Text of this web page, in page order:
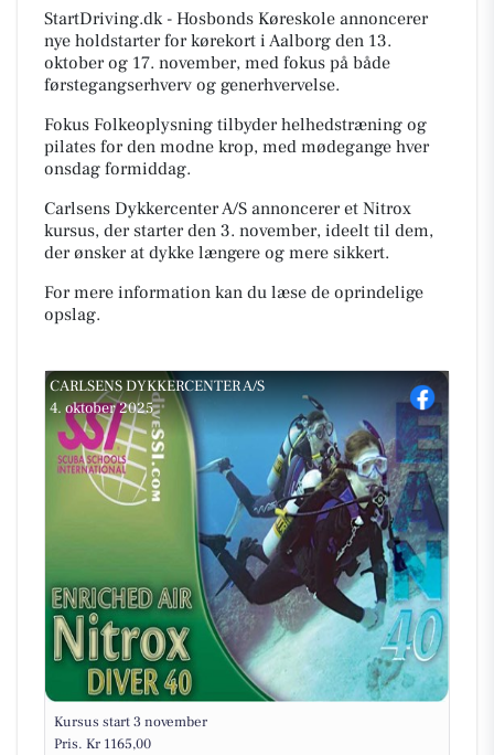
StartDriving.dk - Hosbonds Køreskole annoncerer
nye holdstarter for kørekort i Aalborg den 13.
oktober og 17. november, med fokus på både
førstegangserhverv og generhvervelse.
Fokus Folkeoplysning tilbyder helhedstræning og
pilates for den modne krop, med mødegange hver
onsdag formiddag.
Carlsens Dykkercenter A/S annoncerer et Nitrox
kursus, der starter den 3. november, ideelt til dem,
der ønsker at dykke længere og mere sikkert.
For mere information kan du læse de oprindelige
opslag.
CARLSENS DYKKERCENTER A/S
4. oktober 2025
Kursus start 3 november
Pris. Kr 1165,00